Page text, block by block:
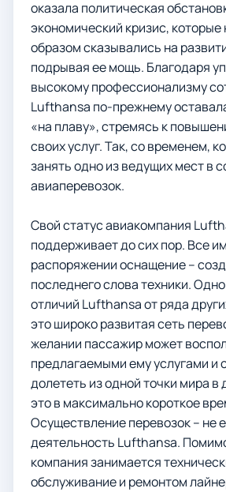
оказала политическая
экономический кризис,
образом сказывались на
подрывая ее мощь. Благодаря
высокому профессионализму
Lufthansa по-прежнему
«на плаву», стремясь к
своих услуг. Так, со временем,
занять одно из ведущих мест в
авиаперевозок.
Свой статус авиакомпания
поддерживает до сих пор. Все
распоряжении оснащение –
последнего слова техники.
отличий Lufthansa от ряда
это широко развитая сеть
желании пассажир может
предлагаемыми ему услугами и
долететь из одной точки мира в
это в максимально короткое
Осуществление перевозок – не
деятельность Lufthansa.
компания занимается
обслуживание и ремонтом